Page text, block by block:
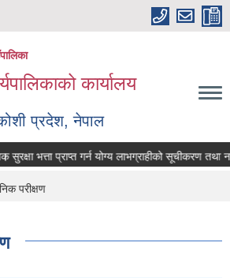
कार्यालय
प्रदेश, नेपाल
सुरक्षा भत्ता प्राप्‍त गर्न योग्य लाभग्राहीको सूचीकरण तथा
परीक्षण